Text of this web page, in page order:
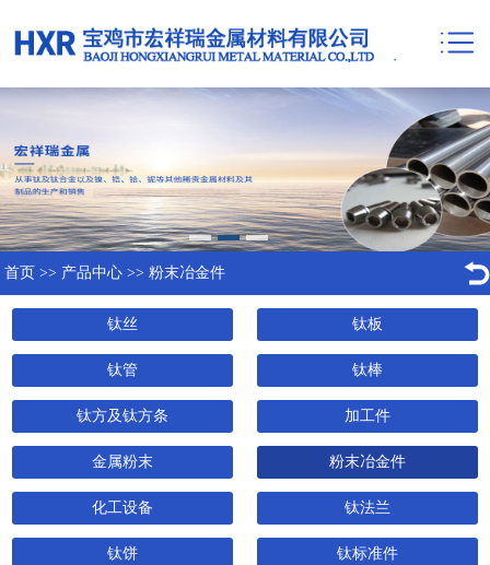
首页 >> 产品中心 >> 粉末冶金件
钛丝 钛板
钛管 钛棒
钛方及钛方条 加工件
金属粉末 粉末冶金件
化工设备 钛法兰
钛饼 钛标准件